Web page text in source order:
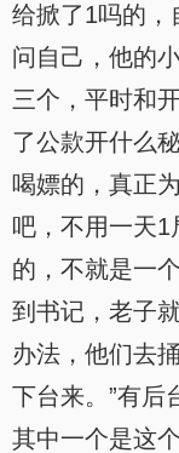
给掀了1吗的，
问自己，他的
三个，平时和
了公款开什么
喝嫖的，真正
吧，不用一天1
的，不就是一
到书记，老子
办法，他们去
下台来。”有后
其中一个是这